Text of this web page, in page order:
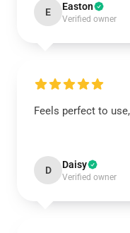
E Easton
Verified owner
Feels perfect to
D Daisy
Verified owner